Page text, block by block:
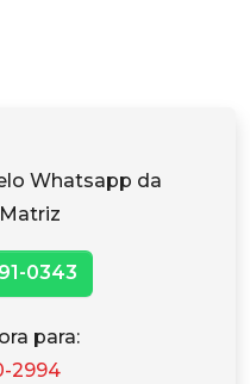
Whatsapp da
0343
para:
2994